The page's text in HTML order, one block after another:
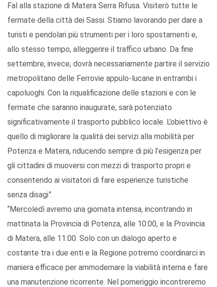
Fal alla stazione di Matera Serra Rifusa. Visiterò tutte le
fermate della città dei Sassi. Stiamo lavorando per dare a
turisti e pendolari più strumenti per i loro spostamenti e,
allo stesso tempo, alleggerire il traffico urbano. Da fine
settembre, invece, dovrà necessariamente partire il servizio
metropolitano delle Ferrovie appulo-lucane in entrambi i
capoluoghi. Con la riqualificazione delle stazioni e con le
fermate che saranno inaugurate, sarà potenziato
significativamente il trasporto pubblico locale. L’obiettivo è
quello di migliorare la qualità dei servizi alla mobilità per
Potenza e Matera, riducendo sempre di più l’esigenza per
gli cittadini di muoversi con mezzi di trasporto propri e
consentendo ai visitatori di fare esperienze turistiche
senza disagi”.
“Mercoledì avremo una giornata intensa, incontrando in
mattinata la Provincia di Potenza, alle 10:00, e la Provincia
di Matera, alle 11:00. Solo con un dialogo aperto e
costante tra i due enti e la Regione potremo coordinarci in
maniera efficace per ammodernare la viabilità interna e fare
una manutenzione ricorrente. Nel pomeriggio incontreremo